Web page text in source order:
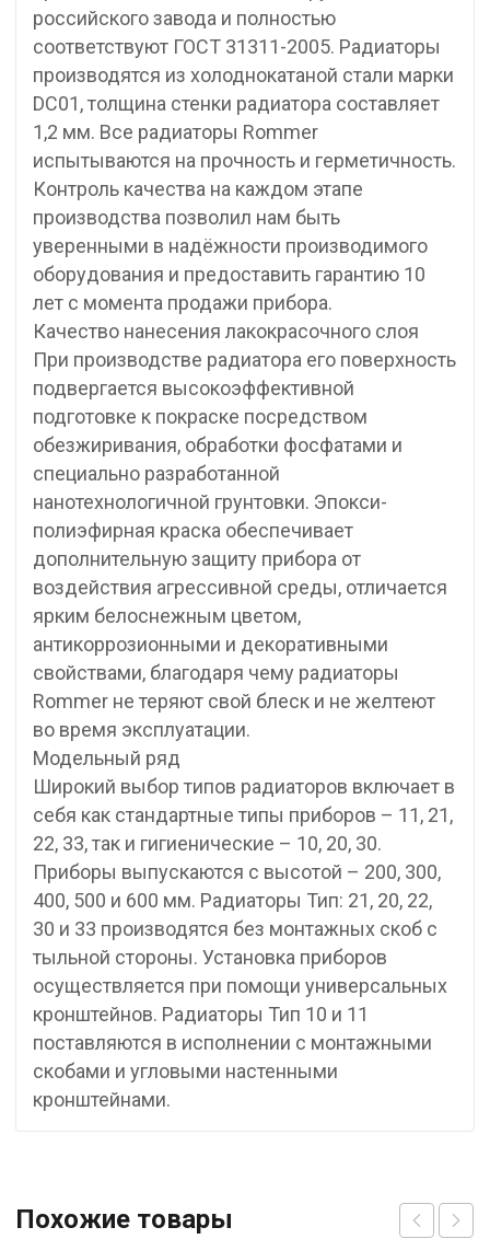
российского завода и полностью
соответствуют ГОСТ 31311-2005. Радиаторы
производятся из холоднокатаной стали марки
DC01, толщина стенки радиатора составляет
1,2 мм. Все радиаторы Rommer
испытываются на прочность и герметичность.
Контроль качества на каждом этапе
производства позволил нам быть
уверенными в надёжности производимого
оборудования и предоставить гарантию 10
лет с момента продажи прибора.
Качество нанесения лакокрасочного слоя
При производстве радиатора его поверхность
подвергается высокоэффективной
подготовке к покраске посредством
обезжиривания, обработки фосфатами и
специально разработанной
нанотехнологичной грунтовки. Эпокси-
полиэфирная краска обеспечивает
дополнительную защиту прибора от
воздействия агрессивной среды, отличается
ярким белоснежным цветом,
антикоррозионными и декоративными
свойствами, благодаря чему радиаторы
Rommer не теряют свой блеск и не желтеют
во время эксплуатации.
Модельный ряд
Широкий выбор типов радиаторов включает в
себя как стандартные типы приборов – 11, 21,
22, 33, так и гигиенические – 10, 20, 30.
Приборы выпускаются с высотой – 200, 300,
400, 500 и 600 мм. Радиаторы Тип: 21, 20, 22,
30 и 33 производятся без монтажных скоб с
тыльной стороны. Установка приборов
осуществляется при помощи универсальных
кронштейнов. Радиаторы Тип 10 и 11
поставляются в исполнении с монтажными
скобами и угловыми настенными
кронштейнами.
Похожие товары